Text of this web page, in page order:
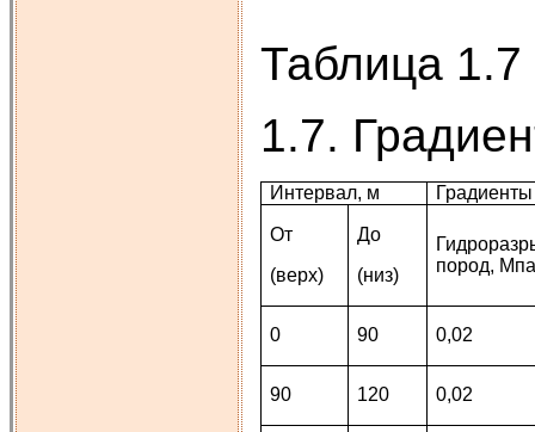
Таблица 1.7
1.7.
Интервал, м Градиенты
От
(верх)
До
(низ)
пород,
0 90 0,02
90 120 0,02